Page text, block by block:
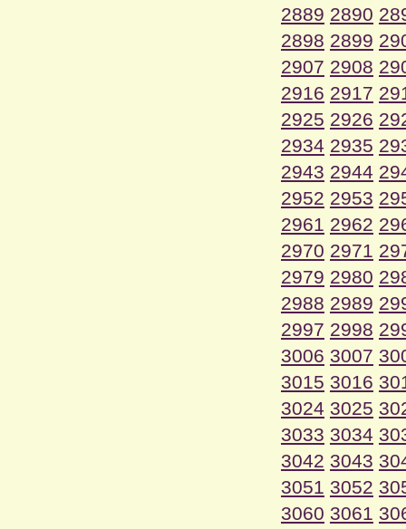
2889 2890
2898 2899
2907 2908
2916 2917
2925 2926
2934 2935
2943 2944
2952 2953
2961 2962
2970 2971
2979 2980
2988 2989
2997 2998
3006 3007
3015 3016
3024 3025
3033 3034
3042 3043
3051 3052
3060 3061